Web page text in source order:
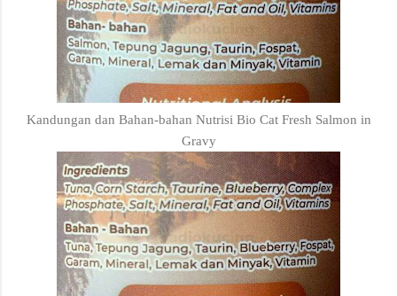
Kandungan dan Bahan-bahan Nutrisi Bio Cat Fresh Salmon in
Gravy